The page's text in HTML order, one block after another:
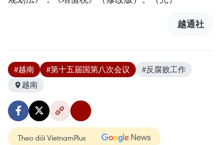
越通社
#越南 #第十五届国第八次会议
#反腐败工作
越南
Theo dõi VietnamPlus